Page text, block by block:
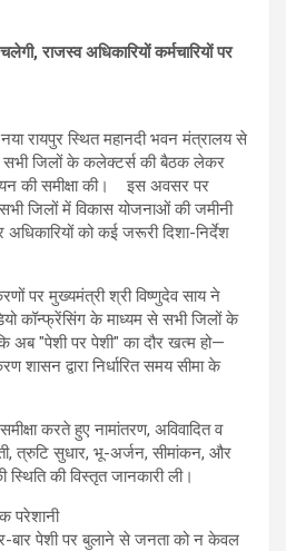
राजस्व अधिकारियों कर्मचारियों पर
रायपुर स्थित महानदी भवन मंत्रालय से
सभी जिलों के कलेक्टर्स की बैठक लेकर
की समीक्षा की। इस अवसर पर
जिलों में विकास योजनाओं की जमीनी
को कई जरूरी दिशा-निर्देश
पर मुख्यमंत्री श्री विष्णुदेव साय ने
कॉन्फ्रेंसिंग के माध्यम से सभी जिलों के
अब "पेशी पर पेशी" का दौर खत्म हो—
शासन द्वारा निर्धारित समय सीमा के
करते हुए नामांतरण, अविवादित व
त्रुटि सुधार, भू-अर्जन, सीमांकन, और
की विस्तृत जानकारी ली।
परेशानी
बार पेशी पर बुलाने से जनता को न केवल